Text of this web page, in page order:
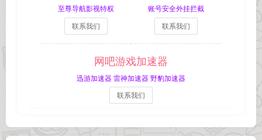
至尊导航影视特权
联系我们
账号安全外挂拦截
联系我们
网吧游戏加速器
迅游加速器 雷神加速器 野豹加速器
联系我们